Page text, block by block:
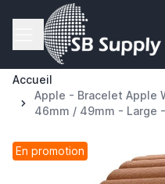
Allez au contenu
Accueil
Apple - Bracelet Apple
46mm / 49mm - Large
En promotion